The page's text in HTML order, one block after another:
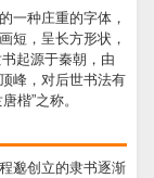
一种庄重的字体，
短，呈长方形状，
书起源于秦朝，由
峰，对后世书法有
楷”之称。
邈创立的隶书逐渐